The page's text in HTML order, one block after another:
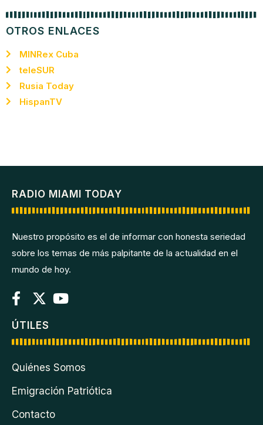
OTROS ENLACES
MINRex Cuba
teleSUR
Rusia Today
HispanTV
RADIO MIAMI TODAY
Nuestro propósito es el de informar con honesta seriedad
sobre los temas de más palpitante de la actualidad en el
mundo de hoy.
ÚTILES
Quiénes Somos
Emigración Patriótica
Contacto